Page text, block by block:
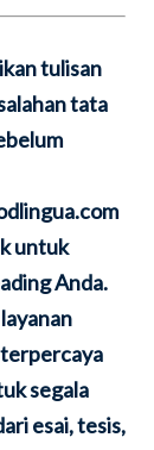
tulisan
tata
untuk
Anda.
segala
esai, tesis,